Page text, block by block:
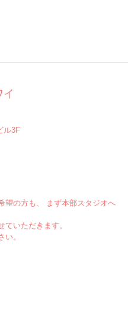
ル3F
望の方も、 まず本部スタジオへ
いただきます。
。